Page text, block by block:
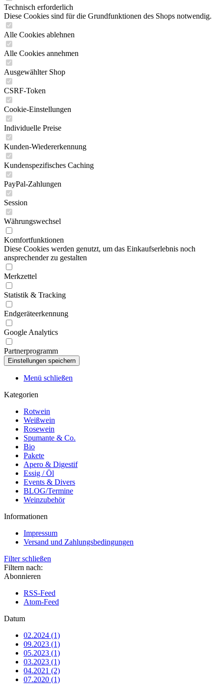
Technisch erforderlich
Diese Cookies sind für die Grundfunktionen des Shops notwendig.
Alle Cookies ablehnen
Alle Cookies annehmen
Ausgewählter Shop
CSRF-Token
Cookie-Einstellungen
Individuelle Preise
Kunden-Wiedererkennung
Kundenspezifisches Caching
PayPal-Zahlungen
Session
Währungswechsel
Komfortfunktionen
Diese Cookies werden genutzt, um das Einkaufserlebnis noch
ansprechender zu gestalten
Merkzettel
Statistik & Tracking
Endgeräteerkennung
Google Analytics
Partnerprogramm
Menü schließen
Kategorien
Rotwein
Weißwein
Rosewein
Spumante & Co.
Bio
Pakete
Apero & Digestif
Essig / Öl
Events & Divers
BLOG/Termine
Weinzubehör
Informationen
Impressum
Versand und Zahlungsbedingungen
Filter schließen
Filtern nach:
Abonnieren
RSS-Feed
Atom-Feed
Datum
02.2024 (1)
09.2023 (1)
05.2023 (1)
03.2023 (1)
04.2021 (2)
07.2020 (1)